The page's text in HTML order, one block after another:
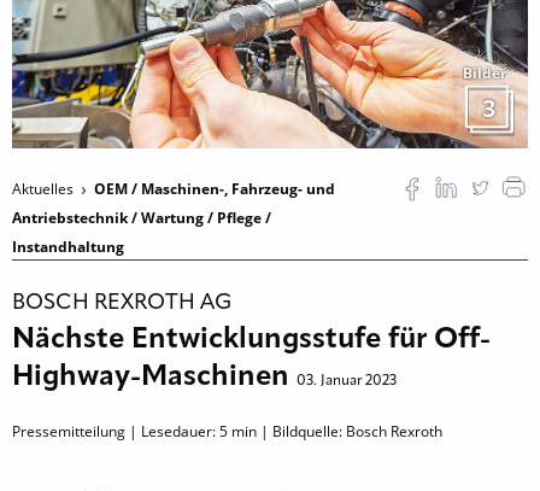
Bilder
3
Aktuelles
OEM / Maschinen-, Fahrzeug- und
Antriebstechnik / Wartung / Pflege /
Instandhaltung
BOSCH REXROTH AG
Nächste Entwicklungsstufe für Off-
Highway-Maschinen
03. Januar 2023
Pressemitteilung | Lesedauer:5 min | Bildquelle: Bosch Rexroth